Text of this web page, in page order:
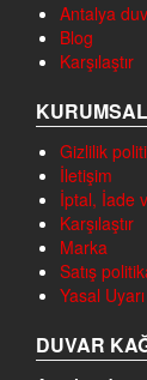
Antalya
Blog
Karşılaştır
KURUMSAL
Gizlilik
İletişim
İptal, İade
Karşılaştır
Marka
Satış
Yasal
DUVAR